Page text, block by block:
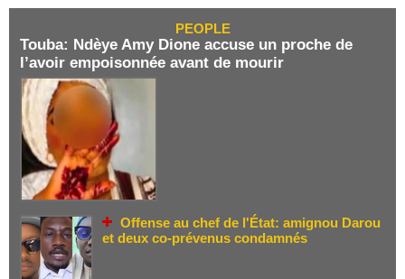
PEOPLE
Touba: Ndèye Amy Dione accuse un proche de
l’avoir empoisonnée avant de mourir
Offense au chef de l'État: amignou Darou
et deux co-prévenus condamnés